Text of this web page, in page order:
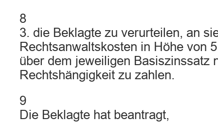
8
3. die Beklagte zu verurteilen, an
Rechtsanwaltskosten in Höhe von
über dem jeweiligen Basiszinssatz
Rechtshängigkeit zu zahlen.
9
Die Beklagte hat beantragt,